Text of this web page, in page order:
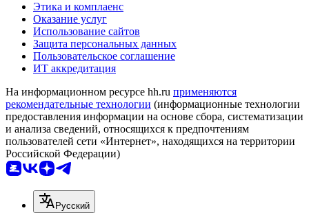
Этика и комплаенс
Оказание услуг
Использование сайтов
Защита персональных данных
Пользовательское соглашение
ИТ аккредитация
На информационном ресурсе hh.ru применяются
рекомендательные технологии (информационные технологии
предоставления информации на основе сбора, систематизации
и анализа сведений, относящихся к предпочтениям
пользователей сети «Интернет», находящихся на территории
Российской Федерации)
Русский